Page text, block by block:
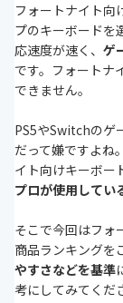
フォートナイト向
プのキーボードを
応速度が速く、 ゲ
です。フォートナ
できません。
PS5やSwitchのゲ
だって嫌ですよね
イト向けキーボー
プロが使用してい
そこで今回はフォ
商品ランキングを
やすさなどを基準
考にしてみてくだ